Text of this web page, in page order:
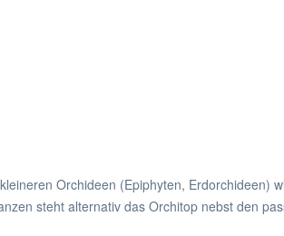
Orchideen (Epiphyten, Erdorchideen)
steht alternativ das Orchitop nebst den